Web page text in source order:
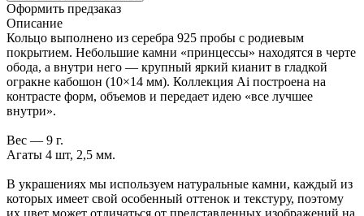
Оформить предзаказ
Описание
Кольцо выполнено из серебра 925 пробы с родиевым
покрытием. Небольшие камни «принцессы» находятся в черте
обода, а внутри него — крупный яркий кианит в гладкой
огракне кабошон (10×14 мм). Коллекция Ai построена на
контрасте форм, объемов и передает идею «все лучшее
внутри».
Вес — 9 г.
Агаты 4 шт, 2,5 мм.
В украшениях мы используем натуральные камни, каждый из
которых имеет свой особенный оттенок и текстуру, поэтому
их цвет может отличаться от представленных изображений на